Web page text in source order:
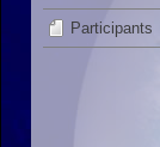
Participants